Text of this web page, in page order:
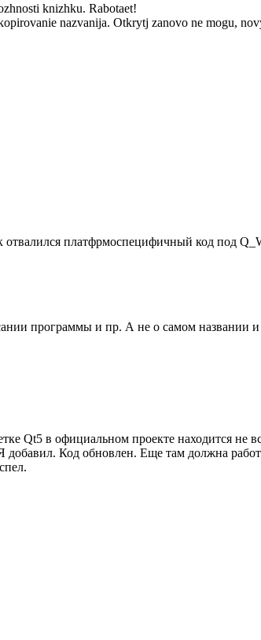
knizhku. Rabotaet!
nazvanija. Otkrytj zanovo ne mogu,
отвалился платфрмоспецифичный код под
программы и пр. А не о самом названии
Qt5 в официальном проекте находится не
Код обновлен. Еще там должна